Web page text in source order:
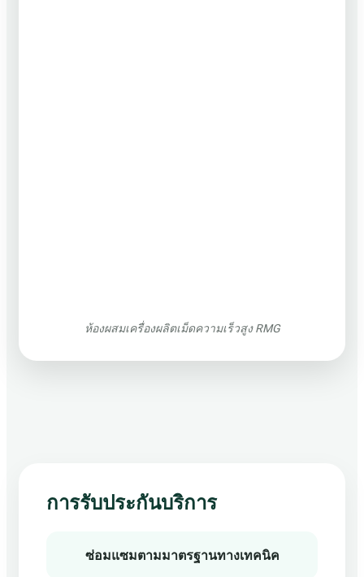
ห้องผสมเครื่องผลิตเม็ดความเร็วสูง RMG
การรับประกันบริการ
ซ่อมแซมตามมาตรฐานทางเทคนิค